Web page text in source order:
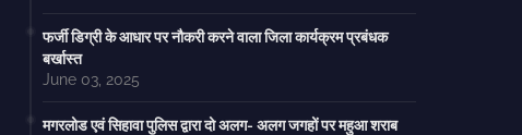
फर्जी डिग्री के आधार पर नौकरी करने वाला जिला कार्यक्रम प्रबंधक
बर्खास्त
June 03, 2025
मगरलोड एवं सिहावा पुलिस द्वारा दो अलग- अलग जगहों पर महुआ शराब